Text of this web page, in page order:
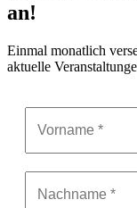
an!
Einmal monatlich
aktuelle